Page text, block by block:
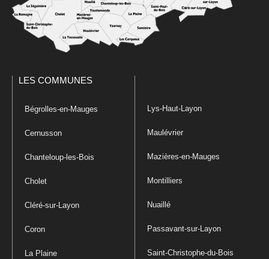
LES COMMUNES
Bégrolles-en-Mauges
Cernusson
Chanteloup-les-Bois
Cholet
Cléré-sur-Layon
Coron
La Plaine
Lys-Haut-Layon
Maulévrier
Mazières-en-Mauges
Montilliers
Nuaillé
Passavant-sur-Layon
Saint-Christophe-du-Bois